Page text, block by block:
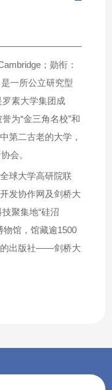
；勋衔：
一所公立研究型
素大学集团成
为“金三角名校”和
第二古老的大学，
会。
球大学高研院联
发协作网及剑桥大
聚集地“硅沼
物馆，馆藏逾1500
的出版社——剑桥大